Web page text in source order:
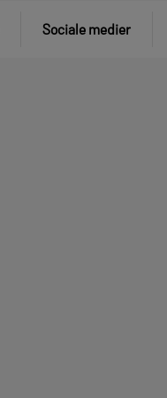
Sociale medier